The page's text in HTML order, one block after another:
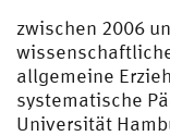
zwischen 2006
allgemeine
systematische
Universität